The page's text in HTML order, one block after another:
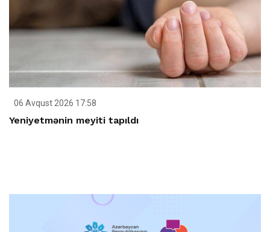
06 Avqust 2026 17:58
Yeniyetmənin meyiti tapıldı